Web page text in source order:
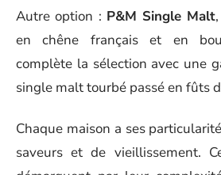
Autre option : P&M Single Malt
en chêne français et en
complète la sélection avec une
single malt tourbé passé en fûts
Chaque maison a ses
saveurs et de vieillissement.